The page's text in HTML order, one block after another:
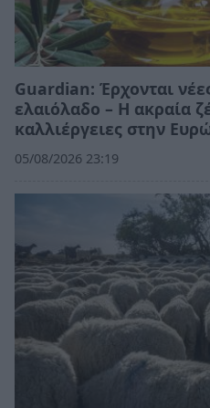
Guardian: Έρχονται
ελαιόλαδο – Η ακραία
καλλιέργειες στην
05/08/2026 23:19